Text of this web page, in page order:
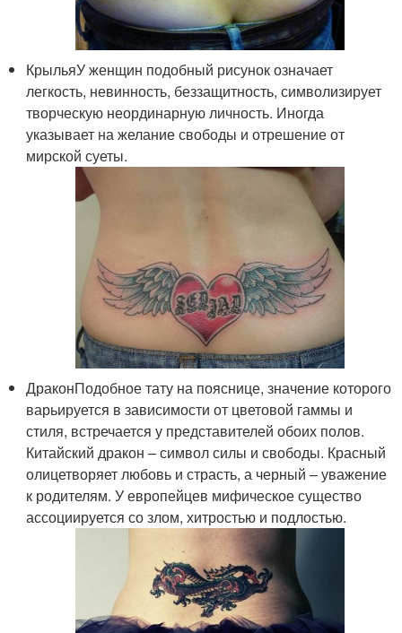
КрыльяУ женщин подобный рисунок означает
легкость, невинность, беззащитность, символизирует
творческую неординарную личность. Иногда
указывает на желание свободы и отрешение от
мирской суеты.
ДраконПодобное тату на пояснице, значение которого
варьируется в зависимости от цветовой гаммы и
стиля, встречается у представителей обоих полов.
Китайский дракон – символ силы и свободы. Красный
олицетворяет любовь и страсть, а черный – уважение
к родителям. У европейцев мифическое существо
ассоциируется со злом, хитростью и подлостью.